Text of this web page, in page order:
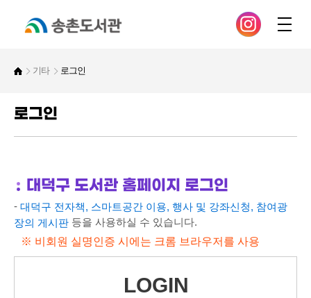
기타 로그인
로그인
대덕구 도서관 홈페이지 로그인
- 대덕구 전자책, 스마트공간 이용, 행사 및 강좌신청, 참여광
장의 게시판 등을 사용하실 수 있습니다.
※ 비회원 실명인증 시에는 크롬 브라우저를 사용
LOGIN